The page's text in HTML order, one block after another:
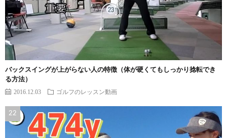
バックスイングが上がらない人の特徴（体が硬くてもしっかり捻転でき
る方法）
2016.12.03 ゴルフのレッスン動画